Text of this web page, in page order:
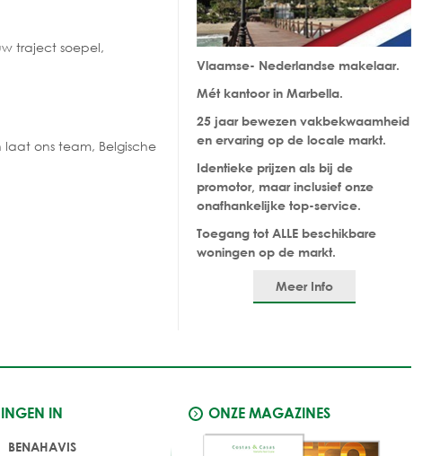
traject soepel,
ons team, Belgische
Vlaamse- Nederlandse makelaar.
Mét kantoor in Marbella.
25 jaar bewezen vakbekwaamheid
en ervaring op de locale markt.
Identieke prijzen als bij de
promotor, maar inclusief onze
onafhankelijke top-service.
Toegang tot ALLE beschikbare
woningen op de markt.
Meer Info
IN
BENAHAVIS
ONZE MAGAZINES